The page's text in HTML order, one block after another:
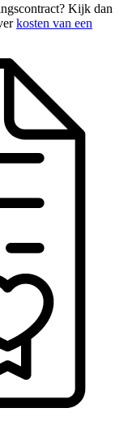
Kijk dan
kosten van een